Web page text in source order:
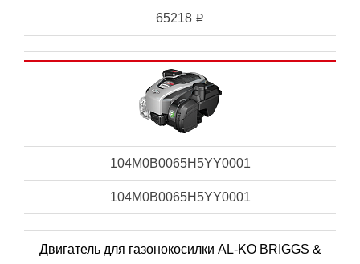
65218 i
104M0B0065H5YY0001
104M0B0065H5YY0001
Двигатель для газонокосилки AL-KO BRIGGS &